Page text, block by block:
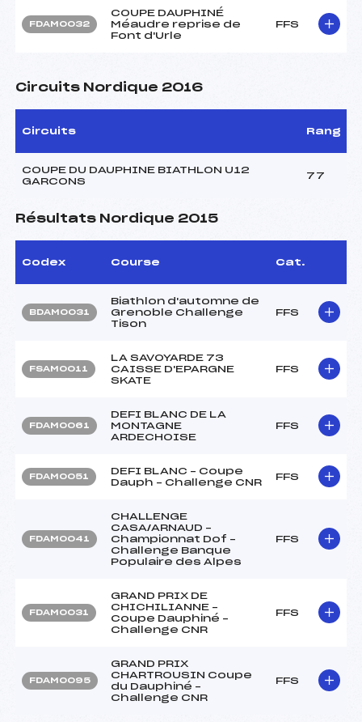
FDAM0032
COUPE DAUPHINÉ
Méaudre reprise de
Font d'Urle
FFS
Circuits Nordique 2016
Circuits Rang
COUPE DU DAUPHINE BIATHLON U12
GARCONS
77
Résultats Nordique 2015
Codex Course Cat.
BDAM0031
Biathlon d'automne de
Grenoble Challenge
Tison
FFS
FSAM0011
LA SAVOYARDE 73
CAISSE D'EPARGNE
SKATE
FFS
FDAM0061
DEFI BLANC DE LA
MONTAGNE
ARDECHOISE
FFS
FDAM0051
DEFI BLANC – Coupe
Dauph – Challenge CNR
FFS
FDAM0041
CHALLENGE
CASA/ARNAUD –
Championnat Dof –
Challenge Banque
Populaire des Alpes
FFS
FDAM0031
GRAND PRIX DE
CHICHILIANNE –
Coupe Dauphiné –
Challenge CNR
FFS
FDAM0095
GRAND PRIX
CHARTROUSIN Coupe
du Dauphiné –
Challenge CNR
FFS